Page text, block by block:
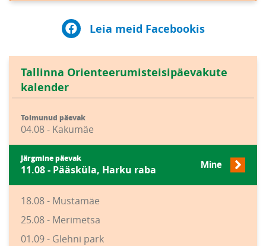
Leia meid Facebookis
Tallinna Orienteerumisteisipäevakute
kalender
Toimunud päevak
04.08 - Kakumäe
Järgmine päevak
11.08 - Pääsküla, Harku raba Mine
18.08 - Mustamäe
25.08 - Merimetsa
01.09 - Glehni park